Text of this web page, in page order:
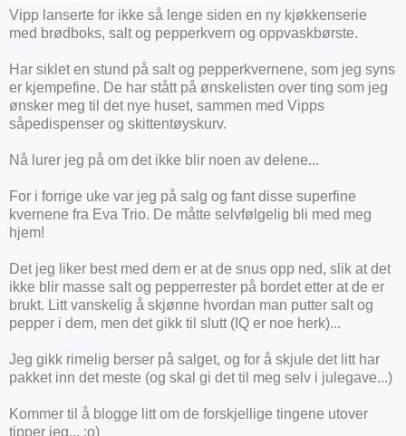
Vipp lanserte for ikke så lenge siden en ny kjøkkenserie
med brødboks, salt og pepperkvern og oppvaskbørste.
Har siklet en stund på salt og pepperkvernene, som jeg syns
er kjempefine. De har stått på ønskelisten over ting som jeg
ønsker meg til det nye huset, sammen med Vipps
såpedispenser og skittentøyskurv.
Nå lurer jeg på om det ikke blir noen av delene...
For i forrige uke var jeg på salg og fant disse superfine
kvernene fra Eva Trio. De måtte selvfølgelig bli med meg
hjem!
Det jeg liker best med dem er at de snus opp ned, slik at det
ikke blir masse salt og pepperrester på bordet etter at de er
brukt. Litt vanskelig å skjønne hvordan man putter salt og
pepper i dem, men det gikk til slutt (IQ er noe herk)...
Jeg gikk rimelig berser på salget, og for å skjule det litt har
pakket inn det meste (og skal gi det til meg selv i julegave...)
Kommer til å blogge litt om de forskjellige tingene utover
tipper jeg... ;o)